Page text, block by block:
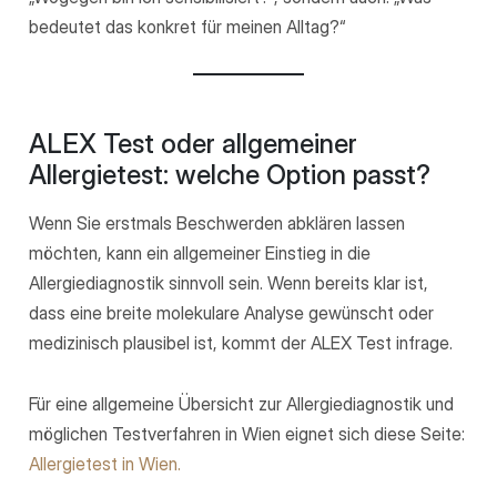
bedeutet das konkret für meinen Alltag?“
ALEX Test oder allgemeiner
Allergietest: welche Option passt?
Wenn Sie erstmals Beschwerden abklären lassen
möchten, kann ein allgemeiner Einstieg in die
Allergiediagnostik sinnvoll sein. Wenn bereits klar ist,
dass eine breite molekulare Analyse gewünscht oder
medizinisch plausibel ist, kommt der ALEX Test infrage.
Für eine allgemeine Übersicht zur Allergiediagnostik und
möglichen Testverfahren in Wien eignet sich diese Seite:
Allergietest in Wien.